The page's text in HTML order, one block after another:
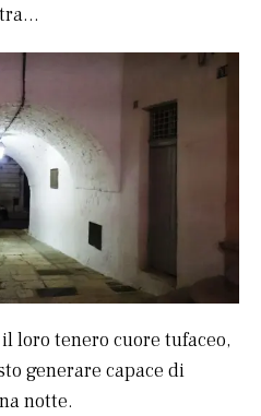
loro tenero cuore tufaceo,
generare capace di
notte.